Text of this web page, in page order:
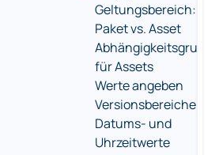
Geltungsbereich:
Paket vs. Asset
Abhängigkeitsgruppen
für Assets
Werte angeben
Versionsbereiche
Datums- und
Uhrzeitwerte